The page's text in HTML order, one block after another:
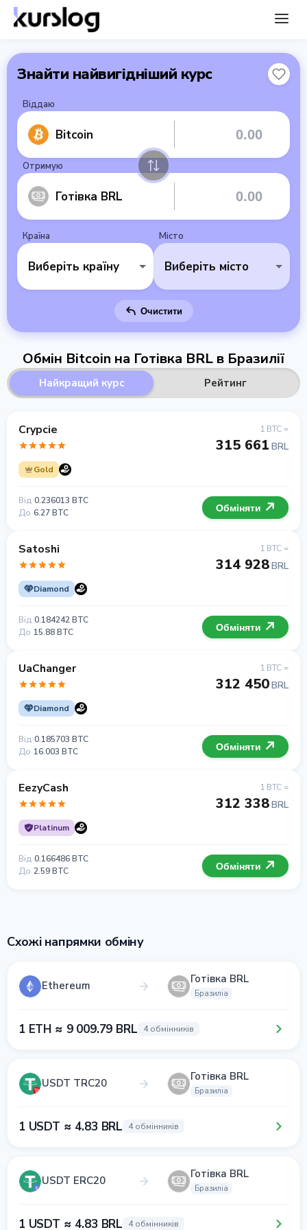
Знайти найвигідніший курс
Віддаю
Bitcoin
Отримую
Готівка BRL
Країна
Виберіть країну
Місто
Виберіть місто
Очистити
Обмін Bitcoin на Готівка BRL в Бразилії
Найкращий курс Рейтинг
Crypcie
Gold
1 BTC =
315 661 BRL
Від 0.236013 BTC
До 6.27 BTC Обміняти
Satoshi
Diamond
1 BTC =
314 928BRL
Від 0.184242 BTC
До 15.88 BTC Обміняти
UaChanger
Diamond
1 BTC =
312 450BRL
Від 0.185703 BTC
До 16.003 BTC Обміняти
EezyCash
Platinum
1 BTC =
312 338BRL
Від 0.166486 BTC
До 2.59 BTC Обміняти
Схожі напрямки обміну
Ethereum Готівка BRL
Бразиліа
1 ETH ≈ 9 009.79 BRL 4 обмінників
USDT TRC20 Готівка BRL
Бразиліа
1 USDT ≈ 4.83 BRL 4 обмінників
USDT ERC20 Готівка BRL
Бразиліа
1 USDT ≈ 4.83 BRL 4 обмінників